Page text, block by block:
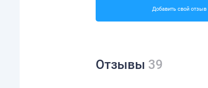
Добавить свой отзыв
Отзывы 39